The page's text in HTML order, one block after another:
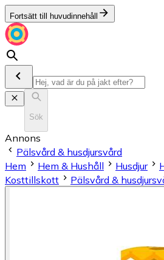
Fortsätt till huvudinnehåll
Sök
Annons
Pälsvård & husdjursvård
Hem
Hem & Hushåll Husdjur
Kosttillskott
Pälsvård &